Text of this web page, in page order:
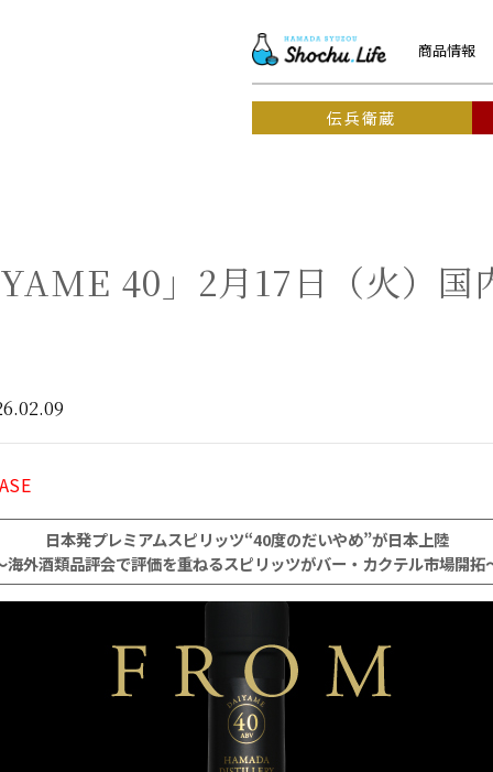
商品情報
伝兵衛蔵
40」2月17日（火）国
日本発プレミアムスピリッツ“40度のだいやめ”が日本上陸
海外酒類品評会で評価を重ねるスピリッツがバー・カクテル市場開拓